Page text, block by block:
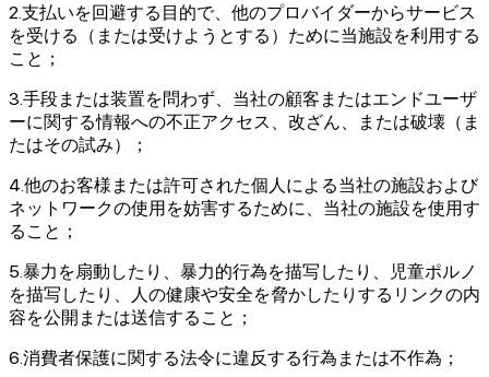
2.支払いを回避する目的で、他のプロバイダーからサービス
を受ける（または受けようとする）ために当施設を利用する
こと；
3.手段または装置を問わず、当社の顧客またはエンドユーザ
ーに関する情報への不正アクセス、改ざん、または破壊（ま
たはその試み）；
4.他のお客様または許可された個人による当社の施設および
ネットワークの使用を妨害するために、当社の施設を使用す
ること；
5.暴力を扇動したり、暴力的行為を描写したり、児童ポルノ
を描写したり、人の健康や安全を脅かしたりするリンクの内
容を公開または送信すること；
6.消費者保護に関する法令に違反する行為または不作為；